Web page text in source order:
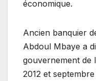
économique.
Ancien banquier
Abdoul Mbaye a
gouvernement de
2012 et